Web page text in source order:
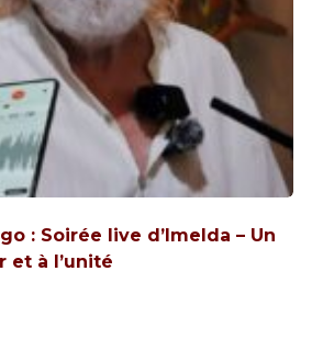
: Soirée live d’Imelda – Un
et à l’unité